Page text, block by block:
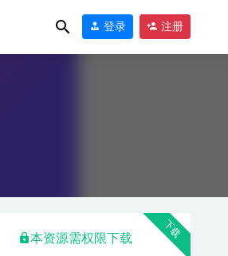
登录 注册
下载
本资源需权限下载